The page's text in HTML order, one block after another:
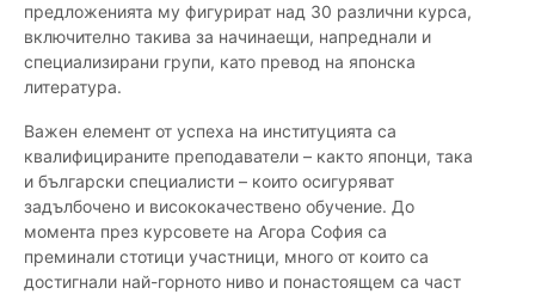
предложенията му фигурират над 30 различни курса,
включително такива за начинаещи, напреднали и
специализирани групи, като превод на японска
литература.
Важен елемент от успеха на институцията са
квалифицираните преподаватели – както японци, така
и български специалисти – които осигуряват
задълбочено и висококачествено обучение. До
момента през курсовете на Агора София са
преминали стотици участници, много от които са
достигнали най-горното ниво и понастоящем са част